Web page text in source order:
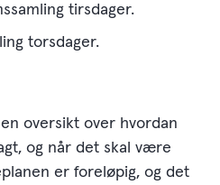
tirsdager.
torsdager.
oversikt over hvordan
og når det skal være
er foreløpig, og det